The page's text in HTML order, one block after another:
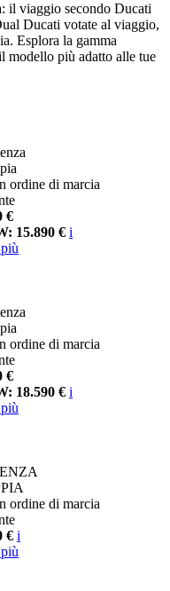
il viaggio secondo Ducati
Ducati votate al viaggio,
Esplora la gamma
modello più adatto alle tue
ordine di marcia
€
15.890 € i
ordine di marcia
€
18.590 € i
ordine di marcia
€ i